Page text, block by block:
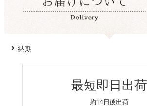
納期
最短即日出荷
約14日後出荷